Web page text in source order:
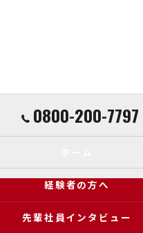
0800-200-7797
経験者の方へ
先輩社員インタビュー